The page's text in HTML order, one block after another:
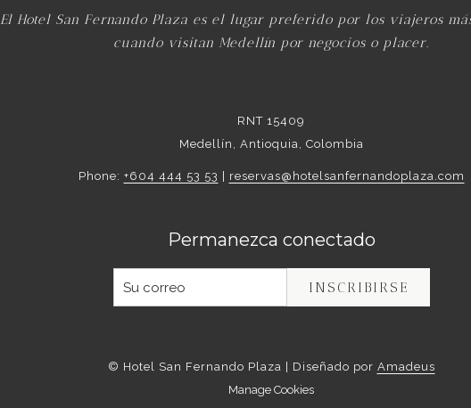
El Hotel San Fernando Plaza es el lugar preferido por los viajeros
cuando visitan Medellín por negocios o placer.
RNT 15409
Medellín, Antioquia, Colombia
Phone: +604 444 53 53 reservas@hotelsanfernandoplaza.com
Permanezca conectado
INSCRIBIRSE
© Hotel San Fernando Plaza | Diseñado por Amadeus
Manage Cookies